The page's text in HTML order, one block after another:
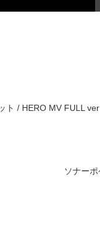
ト / HERO MV FULL ver
ソナー